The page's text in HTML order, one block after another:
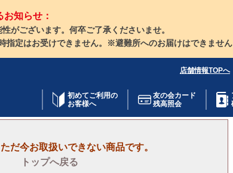
知らせ：
がございます。何卒ご了承くださいませ。
定はお受けできません。※避難所へのお届けはできません
店舗情報TOPへ
初めてご利用の
お客様へ
友の会カード
残高照会
だ今お取扱いできない商品です。
トップへ戻る